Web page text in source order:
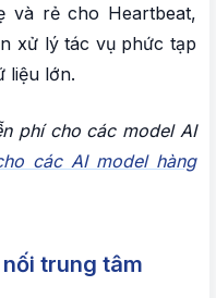
và rẻ cho Heartbeat,
xử lý tác vụ phức tạp
liệu lớn.
phí cho các model AI
các AI model hàng
trung tâm